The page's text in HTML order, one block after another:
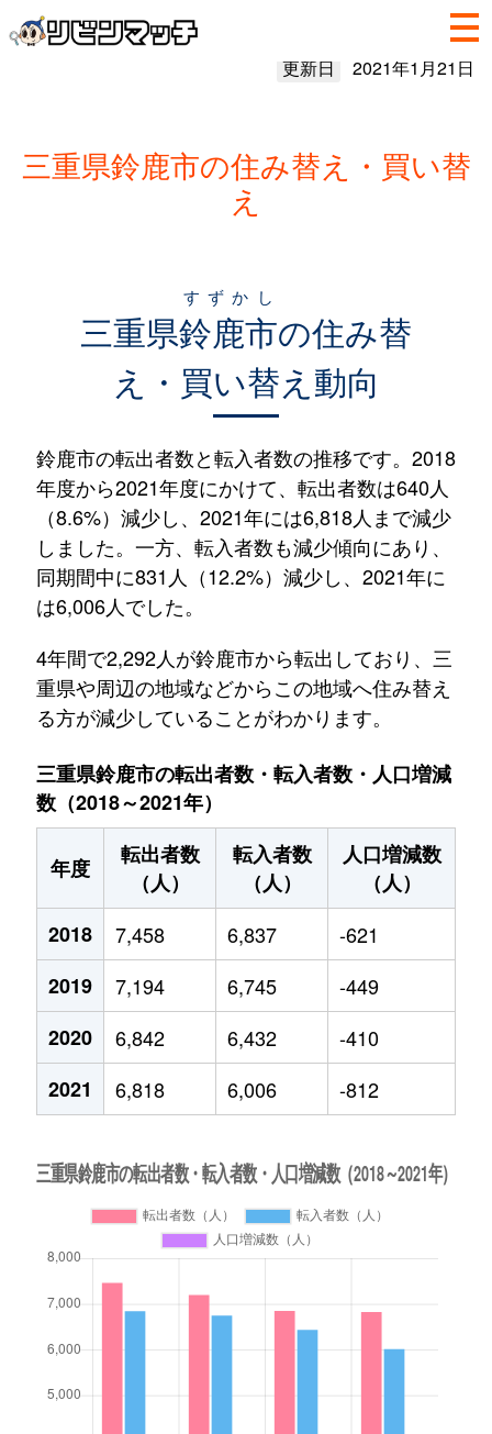
更新日 2021年1月21日
三重県鈴鹿市の住み替え・買い替
え
三重県鈴鹿市
すずかし
の住み替
え・買い替え動向
鈴鹿市の転出者数と転入者数の推移です。2018
年度から2021年度にかけて、転出者数は640人
（8.6%）減少し、2021年には6,818人まで減少
しました。一方、転入者数も減少傾向にあり、
同期間中に831人（12.2%）減少し、2021年に
は6,006人でした。
4年間で2,292人が鈴鹿市から転出しており、三
重県や周辺の地域などからこの地域へ住み替え
る方が減少していることがわかります。
三重県鈴鹿市の転出者数・転入者数・人口増減
数（2018～2021年）
年度
転出者数
（人）
転入者数
（人）
人口増減数
（人）
2018
7,458 6,837
-621
2019
7,194 6,745
-449
2020
6,842 6,432
-410
2021
6,818 6,006 -812